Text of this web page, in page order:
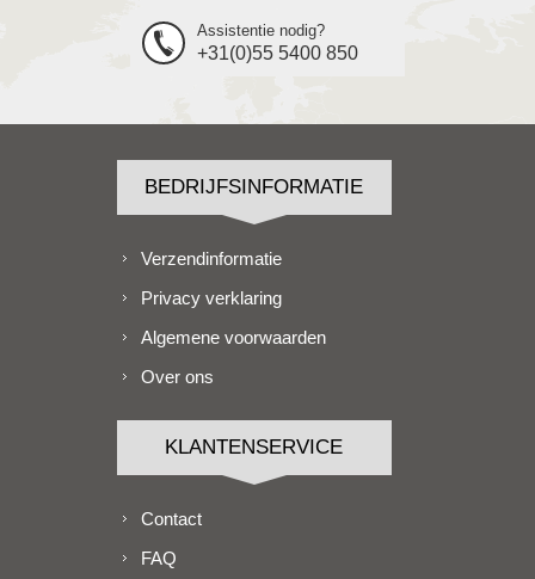
Assistentie nodig?
+31(0)55 5400 850
BEDRIJFSINFORMATIE
Verzendinformatie
Privacy verklaring
Algemene voorwaarden
Over ons
KLANTENSERVICE
Contact
FAQ